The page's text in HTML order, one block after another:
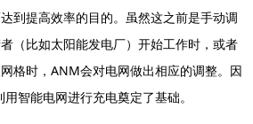
到提高效率的目的。虽然这之前是手动调
（比如太阳能发电厂）开始工作时，或者
格时，ANM会对电网做出相应的调整。因
智能电网进行充电奠定了基础。